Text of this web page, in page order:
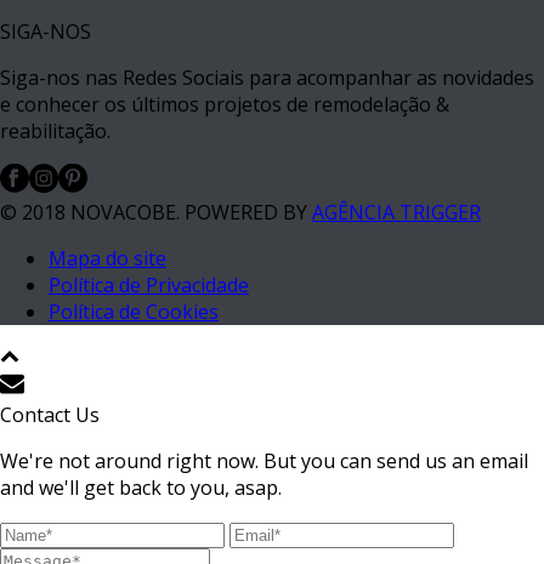
SIGA-NOS
Siga-nos nas Redes Sociais para acompanhar as novidades
e conhecer os últimos projetos de remodelação &
reabilitação.
© 2018 NOVACOBE. POWERED BYAGÊNCIA TRIGGER
Mapa do site
Política de Privacidade
Política de Cookies
Contact Us
We're not around right now. But you can send us an email
and we'll get back to you, asap.